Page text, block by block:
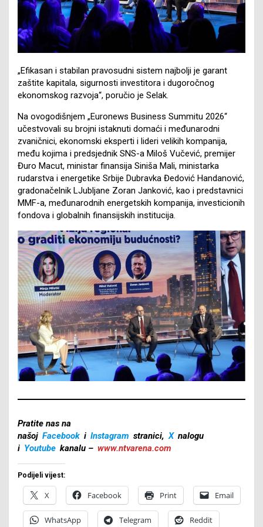
„Efikasan i stabilan pravosudni sistem najbolji je garant
zaštite kapitala, sigurnosti investitora i dugoročnog
ekonomskog razvoja“, poručio je Selak.
Na ovogodišnjem „Euronews Business Summitu 2026“
učestvovali su brojni istaknuti domaći i međunarodni
zvaničnici, ekonomski eksperti i lideri velikih kompanija,
među kojima i predsjednik SNS-a Miloš Vučević, premijer
Đuro Macut, ministar finansija Siniša Mali, ministarka
rudarstva i energetike Srbije Dubravka Đedović Handanović,
gradonačelnik LJubljane Zoran Janković, kao i predstavnici
MMF-a, međunarodnih energetskih kompanija, investicionih
fondova i globalnih finansijskih institucija.
Pratite nas na
našoj Facebook i Instagram stranici, X nalogu
i Youtube kanalu – www.ntvarena.com
Podijeli vijest:
X Facebook Print Email
WhatsApp Telegram Reddit